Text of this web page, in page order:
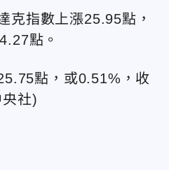
克指數上漲25.95點，
點。
點，或0.51%，收
社)